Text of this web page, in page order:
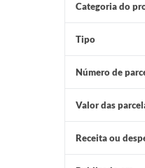
Categoria do
Tipo
Número de
Valor das
Receita ou